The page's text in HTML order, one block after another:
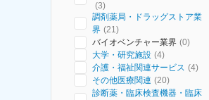
(3)
調剤薬局・ドラッグストア業
界 (21)
バイオベンチャー業界 (0)
大学・研究施設 (4)
介護・福祉関連サービス (4)
その他医療関連 (20)
診断薬・臨床検査機器・臨床